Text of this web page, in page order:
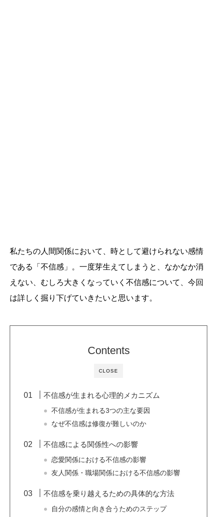
私たちの人間関係において、時として避けられない感情
である「不信感」。一度芽生えてしまうと、なかなか消
えない、むしろ大きくなっていく不信感について、今回
は詳しく掘り下げていきたいと思います。
CLOSE
Contents
不信感が生まれる心理的メカニズム
不信感が生まれる3つの主な要因
なぜ不信感は修復が難しいのか
不信感による関係性への影響
恋愛関係における不信感の影響
友人関係・職場関係における不信感の影響
不信感を乗り越えるための具体的な方法
自分の感情と向き合うためのステップ